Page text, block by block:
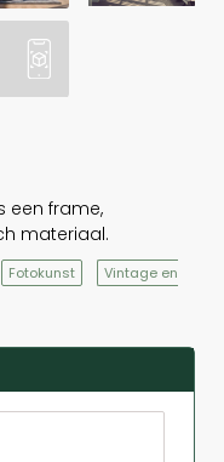
een frame,
materiaal.
Fotokunst
Vintage en